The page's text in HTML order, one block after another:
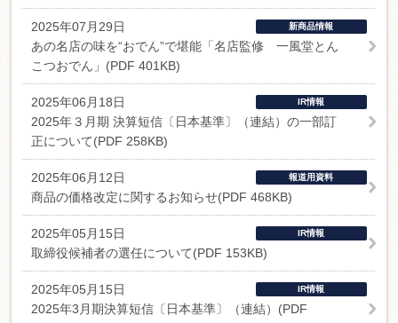
2025年07月29日 新商品情報
あの名店の味を“おでん”で堪能「名店監修 一風堂とん
こつおでん」(PDF 401KB)
2025年06月18日 IR情報
2025年３月期 決算短信〔日本基準〕（連結）の一部訂
正について(PDF 258KB)
2025年06月12日 報道用資料
商品の価格改定に関するお知らせ(PDF 468KB)
2025年05月15日 IR情報
取締役候補者の選任について(PDF 153KB)
2025年05月15日 IR情報
2025年3月期決算短信〔日本基準〕（連結）(PDF